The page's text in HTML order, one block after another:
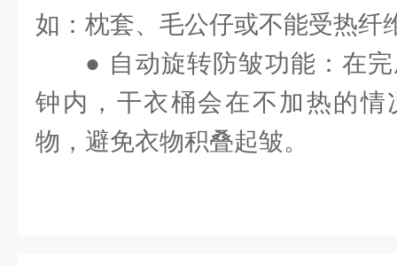
如：枕套、毛公仔或不能受热纤
● 自动旋转防皱功能：在
钟内，干衣桶会在不加热的情
物，避免衣物积叠起皱。